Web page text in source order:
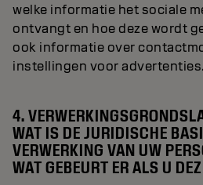
welke informatie het sociale
ontvangt en hoe deze wordt
ook informatie over
instellingen voor advertenties.
4.
WAT IS DE JURIDISCHE
VERWERKING VAN UW
WAT GEBEURT ER ALS U